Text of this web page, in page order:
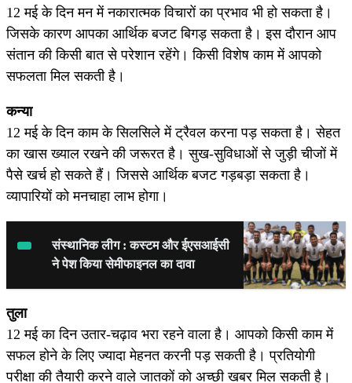
12 मई के दिन मन में नकारात्मक विचारों का प्रभाव भी हो सकता है।
जिसके कारण आपका आर्थिक बजट बिगड़ सकता है। इस दौरान आप
संतान की किसी बात से परेशान रहेंगे। किसी विशेष काम में आपको
सफलता मिल सकती है।
कन्या
12 मई के दिन काम के सिलसिले में ट्रैवल करना पड़ सकता है। सेहत
का खास ख्याल रखने की जरूरत है। सुख-सुविधाओं से जुड़ी चीजों में
पैसे खर्च हो सकते हैं। जिससे आर्थिक बजट गड़बड़ा सकता है।
व्यापारियों को मनचाहा लाभ होगा।
संस्थानिक लीग : कस्टम और ईएसआईसी
ने पेश किया सेमीफाइनल का दावा
तुला
12 मई का दिन उतार-चढ़ाव भरा रहने वाला है। आपको किसी काम में
सफल होने के लिए ज्यादा मेहनत करनी पड़ सकती है। प्रतियोगी
परीक्षा की तैयारी करने वाले जातकों को अच्छी खबर मिल सकती है।